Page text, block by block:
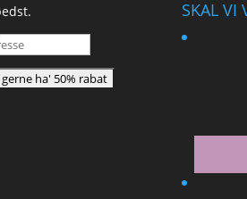
SKAL VI